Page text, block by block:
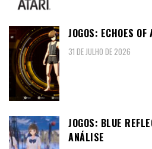
JOGOS: ECHOES
31 DE JULHO DE 2026
JOGOS: BLUE
ANÁLISE